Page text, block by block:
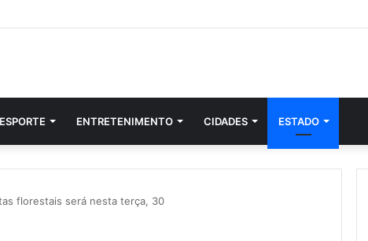
ESPORTE ENTRETENIMENTO CIDADES ESTADO
florestais será nesta terça, 30